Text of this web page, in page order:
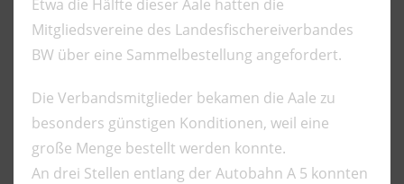
Etwa die Hälfte dieser Aale hatten die
Mitgliedsvereine des Landesfischereiverbandes
BW über eine Sammelbestellung angefordert.
Die Verbandsmitglieder bekamen die Aale zu
besonders günstigen Konditionen, weil eine
große Menge bestellt werden konnte.
An drei Stellen entlang der Autobahn A 5 konnten